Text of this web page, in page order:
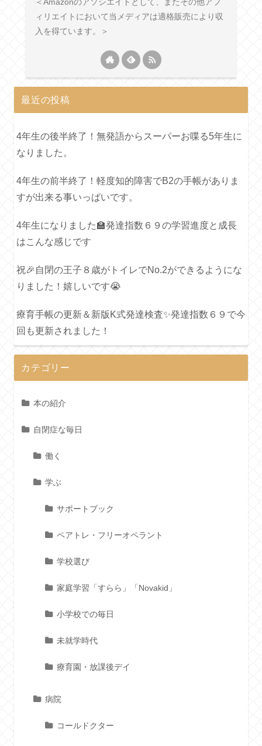
ィリエイトにおいて当メディアは適格販売により収
入を得ています。＞
最近の投稿
4年生の後半終了！無発語からスーパーお喋る5年生に
なりました。
4年生の前半終了！軽度知的障害でB2の手帳がありま
すが出来る事いっぱいです。
4年生になりました🏫発達指数６９の学習進度と成長
はこんな感じです
祝🎉自閉の王子８歳がトイレでNo.2ができるようにな
りました！嬉しいです😭
療育手帳の更新＆新版K式発達検査✨発達指数６９で今
回も更新されました！
カテゴリー
本の紹介
自閉症な毎日
働く
学ぶ
サポートブック
ペアトレ・フリーオペラント
学校選び
家庭学習「すらら」「Novakid」
小学校での毎日
未就学時代
療育園・放課後デイ
病院
コールドクター